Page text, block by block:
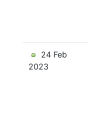
24 Feb
2023